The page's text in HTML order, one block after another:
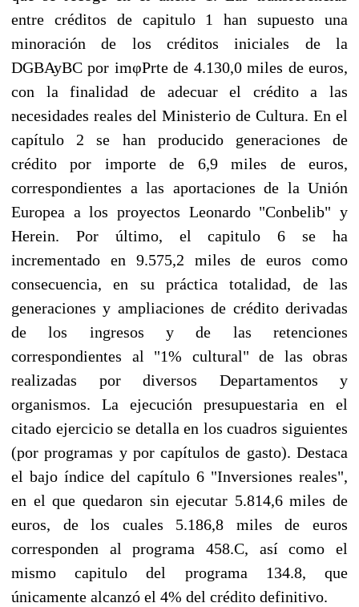
entre créditos de capitulo 1 han supuesto una
minoración de los créditos iniciales de la
DGBAyBC por imφΡrte de 4.130,0 miles de euros,
con la finalidad de adecuar el crédito a las
necesidades reales del Ministerio de Cultura. En el
capítulo 2 se han producido generaciones de
crédito por importe de 6,9 miles de euros,
correspondientes a las aportaciones de la Unión
Europea a los proyectos Leonardo "Conbelib" y
Herein. Por último, el capitulo 6 se ha
incrementado en 9.575,2 miles de euros como
consecuencia, en su práctica totalidad, de las
generaciones y ampliaciones de crédito derivadas
de los ingresos y de las retenciones
correspondientes al "1% cultural" de las obras
realizadas por diversos Departamentos y
organismos. La ejecución presupuestaria en el
citado ejercicio se detalla en los cuadros siguientes
(por programas y por capítulos de gasto). Destaca
el bajo índice del capítulo 6 "Inversiones reales",
en el que quedaron sin ejecutar 5.814,6 miles de
euros, de los cuales 5.186,8 miles de euros
corresponden al programa 458.C, así como el
mismo capitulo del programa 134.8, que
únicamente alcanzó el 4% del crédito definitivo.